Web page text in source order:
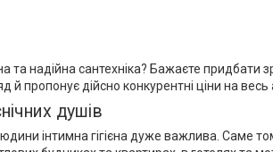
та надійна сантехніка? Бажаєте придбати
й пропонує дійсно конкурентні ціни на
душів
інтимна гігієна дуже важлива. Саме